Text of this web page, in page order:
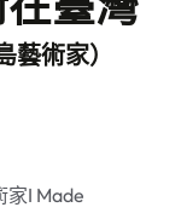
術家）
家I Made